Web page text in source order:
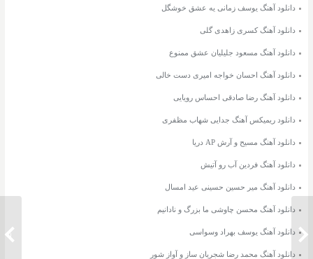
دانلود آهنگ فرشاد آزادی خاتون
دانلود آهنگ یوسف زمانی یه عشق خوشگل
دانلود آهنگ کسری زاهدی گلی
دانلود آهنگ مسعود جلیلیان عشق ممنوع
دانلود آهنگ احسان خواجه امیری دست خالی
دانلود آهنگ رضا صادقی احساس رویایی
دانلود ریمیکس آهنگ جدایی شهاب مظفری
دانلود آهنگ مسیح و آرش AP دریا
دانلود آهنگ فردین آب رو آتیش
دانلود آهنگ میر حسین حسینی عید امسال
دانلود آهنگ محسن چاوشی ما بزرگ و نادانیم
دانلود آهنگ یوسف بهراد وسواسی
دانلود آهنگ محمد رضا شجریان ساز و آواز شور